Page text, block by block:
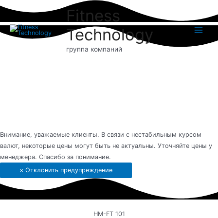
Перейти
содержимому
Fitness
Technology
группа компаний
Внимание, уважаемые клиенты. В связи с нестабильным курсом
валют, некоторые цены могут быть не актуальны. Уточняйте цены у
менеджера. Спасибо за понимание.
× Отклонить предупреждение
НМ-FТ 101